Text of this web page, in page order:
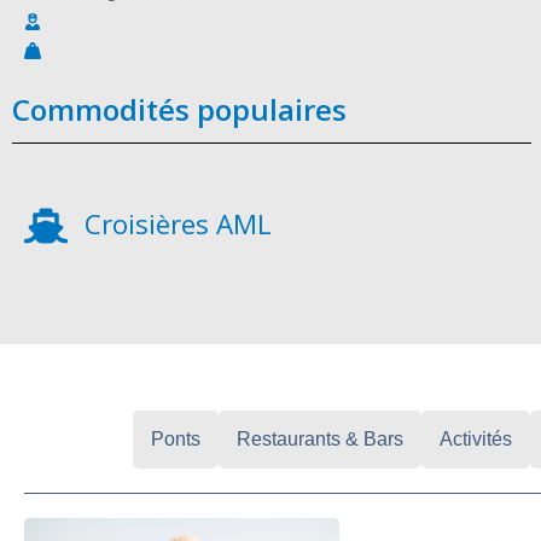
Commodités populaires
Croisières AML
Ponts Restaurants & Bars Activités